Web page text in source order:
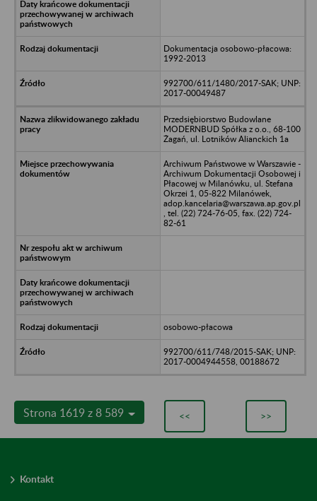
Dokumentacja osobowo-płacowa:
1992-2013
992700/611/1480/2017-SAK; UNP:
2017-00049487
Przedsiębiorstwo Budowlane
MODERNBUD Spółka z o.o., 68-100
Żagań, ul. Lotników Alianckich 1a
Archiwum Państwowe w Warszawie -
Archiwum Dokumentacji Osobowej i
Płacowej w Milanówku, ul. Stefana
Okrzei 1, 05-822 Milanówek,
adop.kancelaria@warszawa.ap.gov.pl
, tel. (22) 724-76-05, fax. (22) 724-
82-61
osobowo-płacowa
992700/611/748/2015-SAK; UNP:
2017-0004944558, 00188672
Strona 1619 z 8 589 << >>
Kontakt